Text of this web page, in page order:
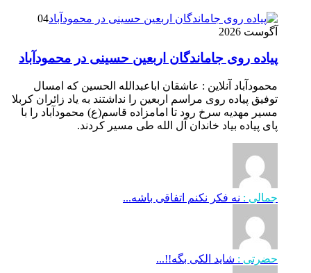
04
آگوست 2026
پیاده روی جاماندگان اربعین حسینی در محمودآباد
محمودآباد آنلاین : عاشقان اباعبدالله الحسین که امسال
توفیق پیاده روی مراسم اربعین را نداشتند به یاد زائران کربلا
مسیر مهدیه سرخ رود تا امامزاده قاسم(ع) محمودآباد را با
پای پیاده بیاد خاندان آل الله طی مسیر کردند.
جمالی : نه فکر نکنم اتفاقی باشه...
حضرتی : شاید الکی بگه!!...